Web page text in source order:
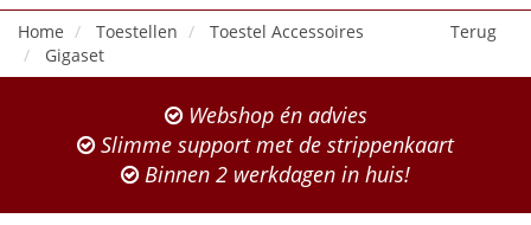
Terug
Home Toestellen
Toestel Accessoires
Gigaset
Webshop én advies
Slimme support met de strippenkaart
Binnen 2 werkdagen in huis!